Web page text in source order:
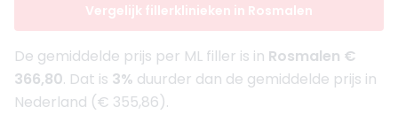
Vergelijk fillerklinieken in Rosmalen
De gemiddelde prijs per ML filler is in Rosmalen €
366,80. Dat is 3% duurder dan de gemiddelde prijs in
Nederland (€ 355,86).